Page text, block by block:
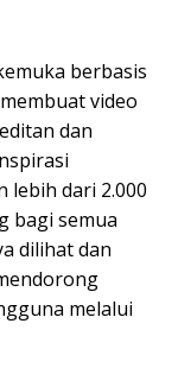
berbasis
video
dan
lebih dari 2.000
bagi semua
dilihat dan
melalui